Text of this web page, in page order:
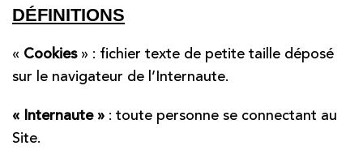
DÉFINITIONS
« Cookies» : fichier texte de petite taille déposé
sur le navigateur de l’Internaute.
« Internaute » : toute personne se connectant au
Site.